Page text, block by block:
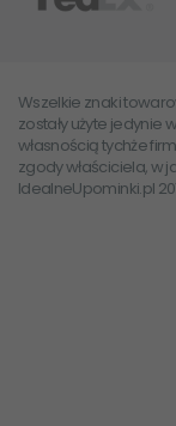
Wszelkie znaki
zostały użyte jedynie
własnością tychże
zgody właściciela, w
IdealneUpominki.pl